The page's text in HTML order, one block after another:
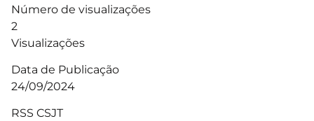
Número de visualizações
2
Visualizações
Data de Publicação
24/09/2024
RSS CSJT